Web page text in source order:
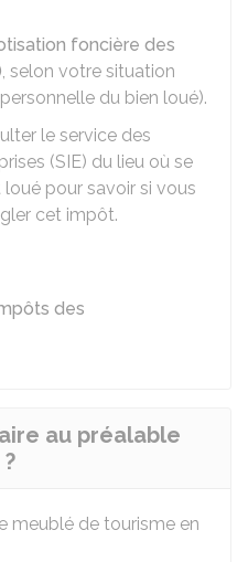
foncière des
, selon votre situation
du bien loué).
le service des
(SIE) du lieu où se
pour savoir si vous
cet impôt.
des
au préalable
meublé de tourisme en